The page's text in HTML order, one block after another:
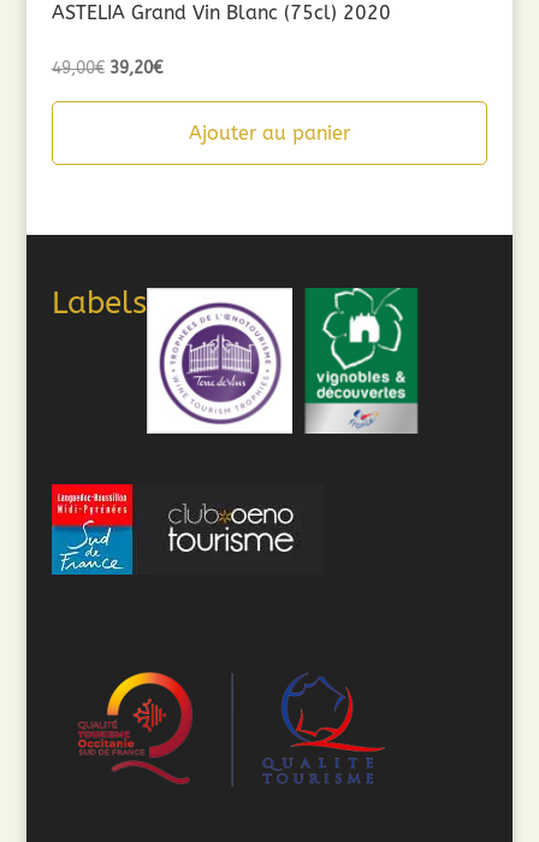
ASTELIA Grand Vin Blanc (75cl) 2020
49,00€ Le
39,20€Le
actuelAjouter au panier
Labels